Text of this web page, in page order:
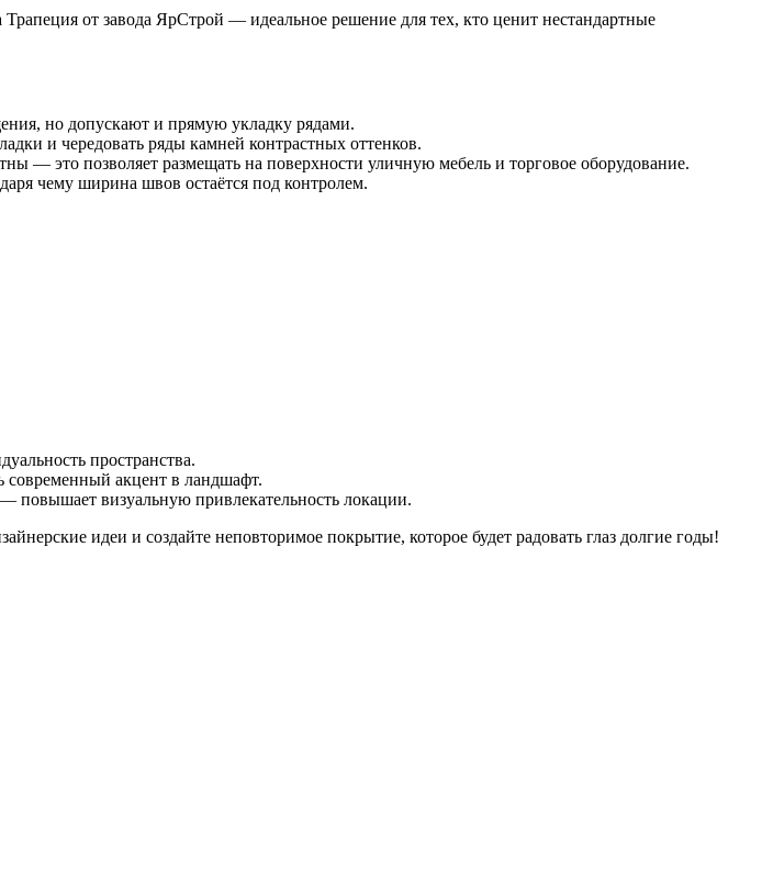
от завода ЯрСтрой — идеальное решение для тех, кто ценит нестандартные
но допускают и прямую укладку рядами.
и чередовать ряды камней контрастных оттенков.
— это позволяет размещать на поверхности уличную мебель и торговое оборудование.
чему ширина швов остаётся под контролем.
пространства.
современный акцент в ландшафт.
повышает визуальную привлекательность локации.
идеи и создайте неповторимое покрытие, которое будет радовать глаз долгие годы!